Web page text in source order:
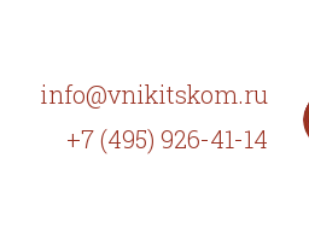
info@vnikitskom.ru
+7 (495) 926-41-14